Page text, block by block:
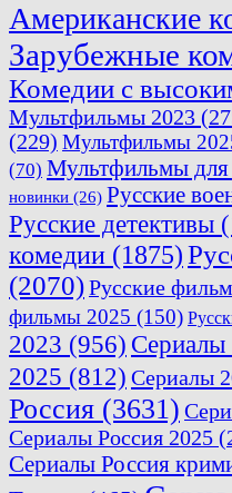
Американские
Зарубежные
Комедии с
Мультфильмы 2023
(229) Мультфильмы
(70) Мультфильмы для
новинки (26) Русские
Русские детективы
комедии (1875)
(2070)Русские
фильмы 2025 (150)
2023 (956) Сериалы
2025 (812) Сериалы
Россия (3631)
Сериалы Россия 2025
Сериалы Россия